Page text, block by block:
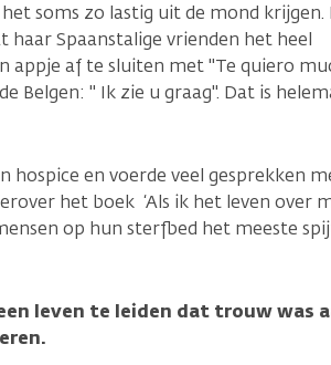
soms zo lastig uit de mond krijgen.
haar Spaanstalige vrienden het heel
appje af te sluiten met "Te quiero
Belgen: " Ik zie u graag". Dat is
hospice en voerde veel gesprekken
het boek ‘Als ik het leven over
op hun sterfbed het meeste
leven te leiden dat trouw was